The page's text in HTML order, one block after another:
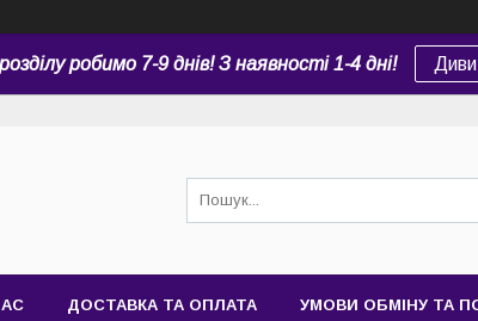
робимо 7-9 днів! З наявності 1-4 дні!
ДОСТАВКА ТА ОПЛАТА УМОВИ ОБМІНУ ТА